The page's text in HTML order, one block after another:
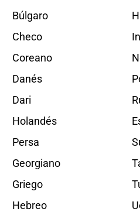
Búlgaro
Checo
Coreano
Danés
Dari
Holandés
Persa
Georgiano
Griego
Hebreo